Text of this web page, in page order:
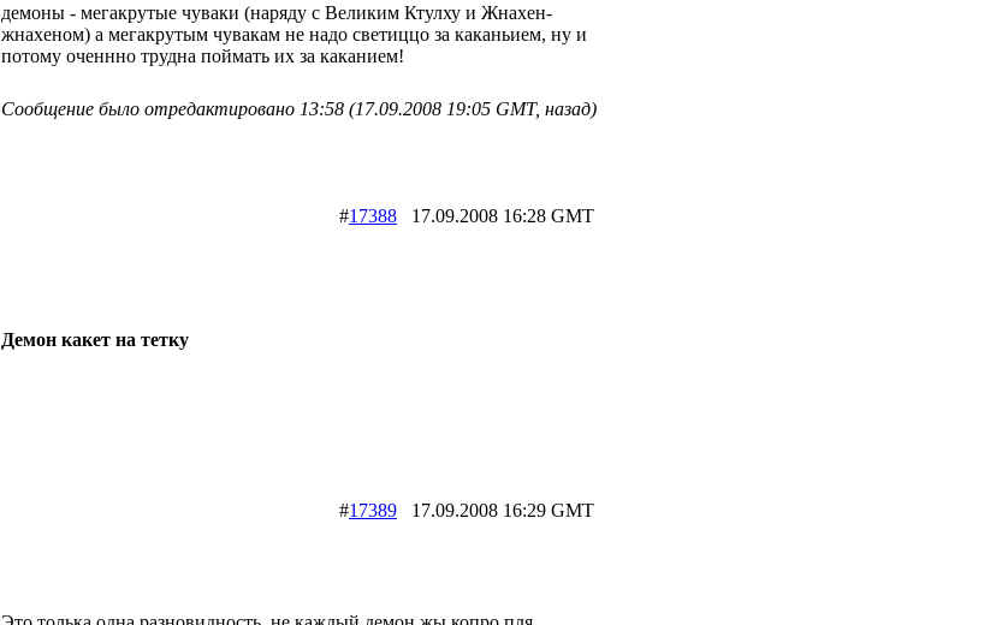
демоны - мегакрутые чуваки (наряду с Великим Ктулху и Жнахен-
жнахеном) а мегакрутым чувакам не надо светиццо за каканьием, ну и
потому оченнно трудна поймать их за каканием!
Сообщение было отредактировано 13:58 (17.09.2008 19:05 GMT, назад)
#17388 17.09.2008 16:28 GMT
Демон какет на тетку
#17389 17.09.2008 16:29 GMT